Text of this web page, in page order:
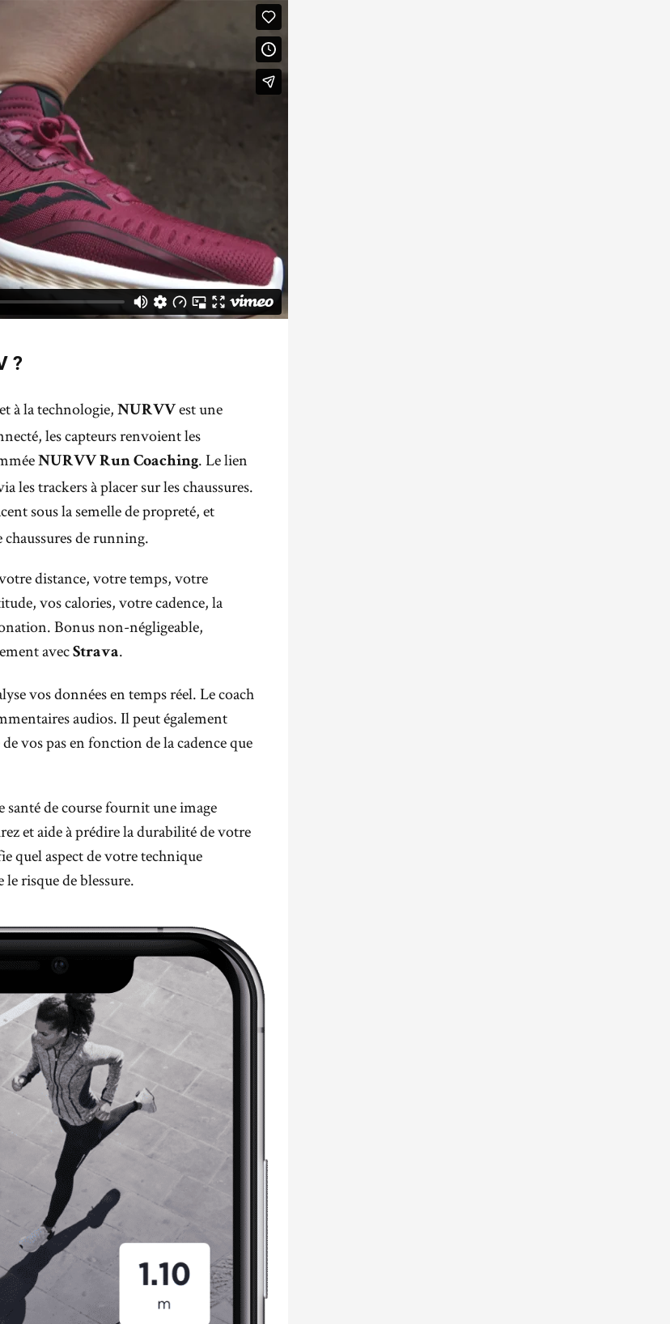
?
à la technologie, NURVVest une
les capteurs renvoient les
NURVV Run Coaching. Le lien
les trackers à placer sur les chaussures.
sous la semelle de propreté, et
chaussures de running.
distance, votre temps, votre
vos calories, votre cadence, la
Bonus non-négligeable,
avec Strava.
vos données en temps réel. Le coach
audios. Il peut également
vos pas en fonction de la cadence que
santé de course fournit une image
et aide à prédire la durabilité de votre
quel aspect de votre technique
risque de blessure.